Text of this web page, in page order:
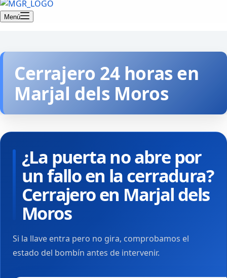
Menú
Cerrajero 24 horas en
Marjal dels Moros
¿La puerta no abre por
un fallo en la cerradura?
Cerrajero en Marjal dels
Moros
Si la llave entra pero no gira, comprobamos el
estado del bombín antes de intervenir.